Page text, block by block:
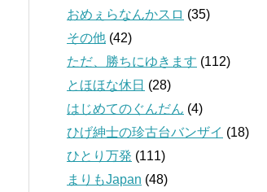
おめぇらなんかスロ (35)
その他 (42)
ただ、勝ちにゆきます (112)
とほほな休日 (28)
はじめてのぐんだん (4)
ひげ紳士の珍古台バンザイ (18)
ひとり万発 (111)
まりもJapan (48)